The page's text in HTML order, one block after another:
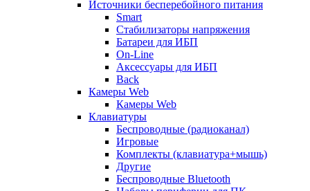
Источники бесперебойного питания
Smart
Стабилизаторы напряжения
Батареи для ИБП
On-Line
Аксессуары для ИБП
Back
Камеры Web
Камеры Web
Клавиатуры
Беспроводные (радиоканал)
Игровые
Комплекты (клавиатура+мышь)
Другие
Беспроводные Bluetooth